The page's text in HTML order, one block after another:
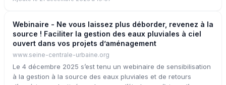
Webinaire - Ne vous laissez plus déborder, revenez à la
source ! Faciliter la gestion des eaux pluviales à ciel
ouvert dans vos projets d’aménagement
www.seine-centrale-urbaine.org
Le 4 décembre 2025 s’est tenu un webinaire de sensibilisation
à la gestion à la source des eaux pluviales et de retours